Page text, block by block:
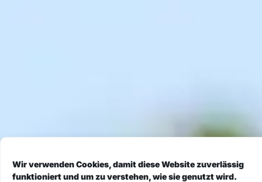
Wir verwenden Cookies, damit diese Website zuverlässig
funktioniert und um zu verstehen, wie sie genutzt wird.